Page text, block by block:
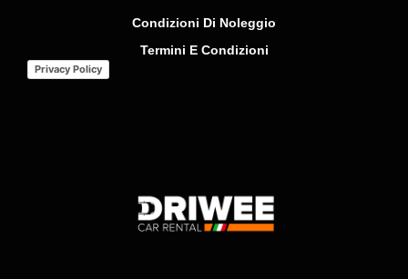
Condizioni Di Noleggio
Termini E Condizioni
Privacy Policy